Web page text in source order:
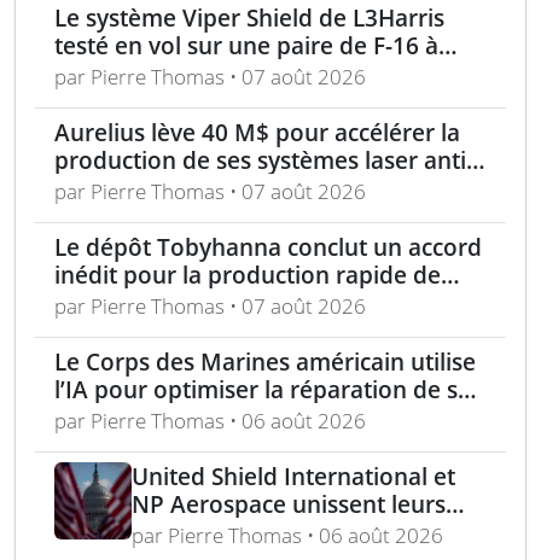
Le système Viper Shield de L3Harris
testé en vol sur une paire de F-16 à
Edwards AFB
par Pierre Thomas • 07 août 2026
Aurelius lève 40 M$ pour accélérer la
production de ses systèmes laser anti-
drones
par Pierre Thomas • 07 août 2026
Le dépôt Tobyhanna conclut un accord
inédit pour la production rapide de
composants de sUAS
par Pierre Thomas • 07 août 2026
Le Corps des Marines américain utilise
l’IA pour optimiser la réparation de ses
équipements
par Pierre Thomas • 06 août 2026
United Shield International et
NP Aerospace unissent leurs
forces pour renforcer le soutien
par Pierre Thomas • 06 août 2026